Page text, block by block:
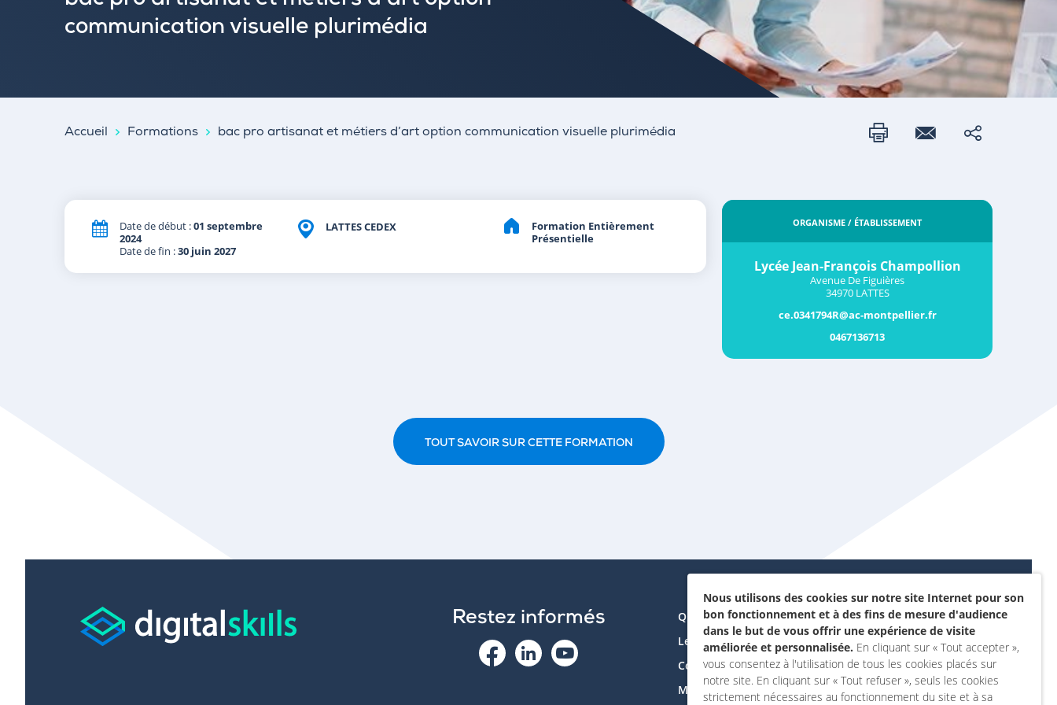
communication visuelle plurimédia
Accueil Formations bac pro artisanat et métiers d’art option communication visuelle plurimédia
Date de début :01 septembre
2024
Date de fin :30 juin 2027
LATTES CEDEX
Formation Entièrement
Présentielle
ORGANISME / ÉTABLISSEMENT
Lycée Jean-François Champollion
Avenue De Figuières
34970 LATTES
ce.0341794R@ac-montpellier.fr
0467136713
TOUT SAVOIR SUR CETTE FORMATION
Restez informés
Qui sommes-nous ?
Le projet
Contactez-nous
Mon compte
Données personnelles et
cookies
Accessibilité : non
conforme
Mentions légales
Nous utilisons des cookies sur notre site Internet pour son
bon fonctionnement et à des fins de mesure d'audience
dans le but de vous offrir une expérience de visite
améliorée et personnalisée. En cliquant sur « Tout accepter »,
vous consentez à l'utilisation de tous les cookies placés sur
notre site. En cliquant sur « Tout refuser », seuls les cookies
strictement nécessaires au fonctionnement du site et à sa